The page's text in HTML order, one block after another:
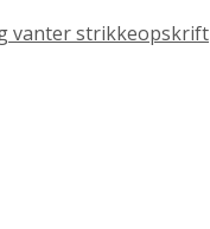
vanter strikkeopskrift